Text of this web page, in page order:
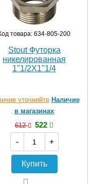
товара: 634-805-200
Stout Футорка
никелированная
1"1/2X1"1/4
уточняйте Наличие
в магазинах
612
522
-
+
Купить